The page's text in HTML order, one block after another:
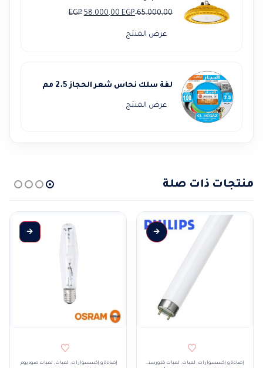
65.000,00
EGP
السعر58.000,00EGP
السعر
عرض المنتج
لفة سلك نحاس شعر الحجاز 2.5 مم
عرض المنتج
منتجات ذات صلة
إضاءة و إكسسوارات , لمبات , لمبات فلورسنت إضاءة و إكسسوارات , لمبات , لمبات صوديوم